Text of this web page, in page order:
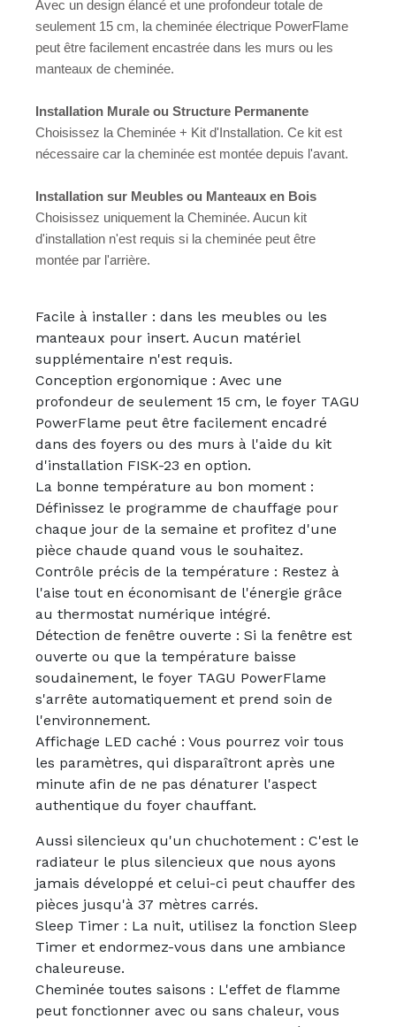
Avec un design élancé et une profondeur totale de
seulement 15 cm, la cheminée électrique PowerFlame
peut être facilement encastrée dans les murs ou les
manteaux de cheminée.
Installation Murale ou Structure Permanente
Choisissez la Cheminée + Kit d'Installation. Ce kit est
nécessaire car la cheminée est montée depuis l'avant.
Installation sur Meubles ou Manteaux en Bois
Choisissez uniquement la Cheminée. Aucun kit
d'installation n'est requis si la cheminée peut être
montée par l'arrière.
Facile à installer : dans les meubles ou les
manteaux pour insert. Aucun matériel
supplémentaire n'est requis.
Conception ergonomique : Avec une
profondeur de seulement 15 cm, le foyer TAGU
PowerFlame peut être facilement encadré
dans des foyers ou des murs à l'aide du kit
d'installation FISK-23 en option.
La bonne température au bon moment :
Définissez le programme de chauffage pour
chaque jour de la semaine et profitez d'une
pièce chaude quand vous le souhaitez.
Contrôle précis de la température : Restez à
l'aise tout en économisant de l'énergie grâce
au thermostat numérique intégré.
Détection de fenêtre ouverte : Si la fenêtre est
ouverte ou que la température baisse
soudainement, le foyer TAGU PowerFlame
s'arrête automatiquement et prend soin de
l'environnement.
Affichage LED caché : Vous pourrez voir tous
les paramètres, qui disparaîtront après une
minute afin de ne pas dénaturer l'aspect
authentique du foyer chauffant.
Aussi silencieux qu'un chuchotement : C'est le
radiateur le plus silencieux que nous ayons
jamais développé et celui-ci peut chauffer des
pièces jusqu'à 37 mètres carrés.
Sleep Timer : La nuit, utilisez la fonction Sleep
Timer et endormez-vous dans une ambiance
chaleureuse.
Cheminée toutes saisons : L'effet de flamme
peut fonctionner avec ou sans chaleur, vous